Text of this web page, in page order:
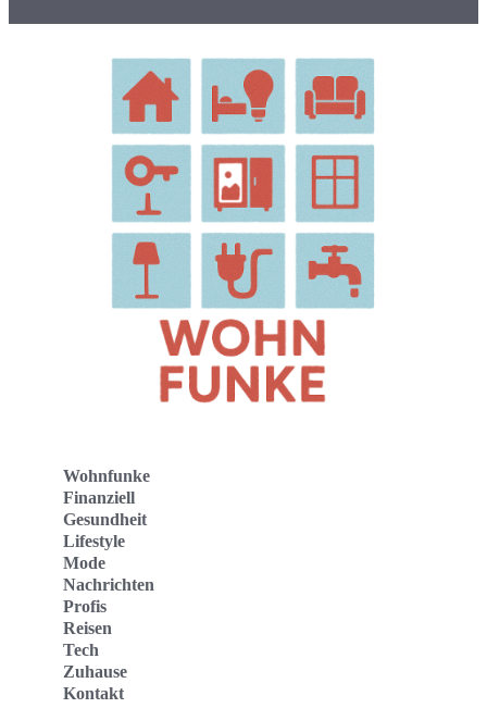
Wohnfunke
Finanziell
Gesundheit
Lifestyle
Mode
Nachrichten
Profis
Reisen
Tech
Zuhause
Kontakt